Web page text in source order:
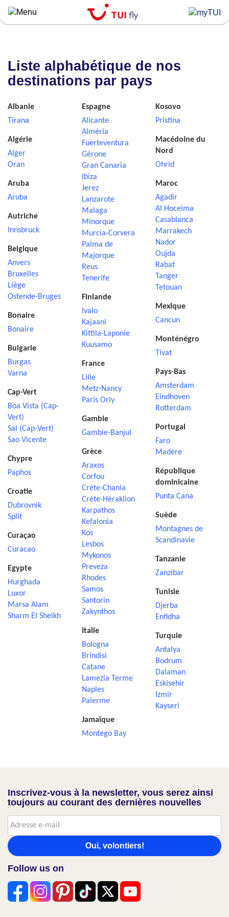
Skip
to
Liste alphabétique de nos
destinations par pays
Albanie
Tirana
Algérie
Alger
Oran
Aruba
Aruba
Autriche
Innsbruck
Belgique
Anvers
Bruxelles
Liège
Ostende-Bruges
Bonaire
Bonaire
Bulgarie
Burgas
Varna
Cap-Vert
Boa Vista (Cap-
Vert)
Sal (Cap-Vert)
Sao Vicente
Chypre
Paphos
Croatie
Dubrovnik
Split
Curaçao
Curacao
Egypte
Hurghada
Luxor
Marsa Alam
Sharm El Sheikh
Espagne
Alicante
Alméria
Fuerteventura
Gérone
Gran Canaria
Ibiza
Jerez
Lanzarote
Malaga
Minorque
Murcia-Corvera
Palma de
Majorque
Reus
Tenerife
Finlande
Ivalo
Kajaani
Kittila-Laponie
Kuusamo
France
Lille
Metz-Nancy
Paris Orly
Gambie
Gambie-Banjul
Grèce
Araxos
Corfou
Crète-Chania
Crète-Héraklion
Karpathos
Kefalonia
Kos
Lesbos
Mykonos
Preveza
Rhodes
Samos
Santorin
Zakynthos
Italie
Bologna
Brindisi
Catane
Lamezia Terme
Naples
Palerme
Jamaïque
Montego Bay
Kosovo
Pristina
Macédoine du
Nord
Ohrid
Maroc
Agadir
Al Hoceima
Casablanca
Marrakech
Nador
Oujda
Rabat
Tanger
Tetouan
Mexique
Cancun
Monténégro
Tivat
Pays-Bas
Amsterdam
Eindhoven
Rotterdam
Portugal
Faro
Madère
République
dominicaine
Punta Cana
Suède
Montagnes de
Scandinavie
Tanzanie
Zanzibar
Tunisie
Djerba
Enfidha
Turquie
Antalya
Bodrum
Dalaman
Eskisehir
Izmir
Kayseri
Inscrivez-vous à la newsletter, vous serez ainsi
toujours au courant des dernières nouvelles
Oui, volontiers!
Follow us on